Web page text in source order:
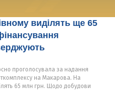
виділять ще 65
проголосувала за надання
на Макарова. На
65 млн грн. Щодо добудови